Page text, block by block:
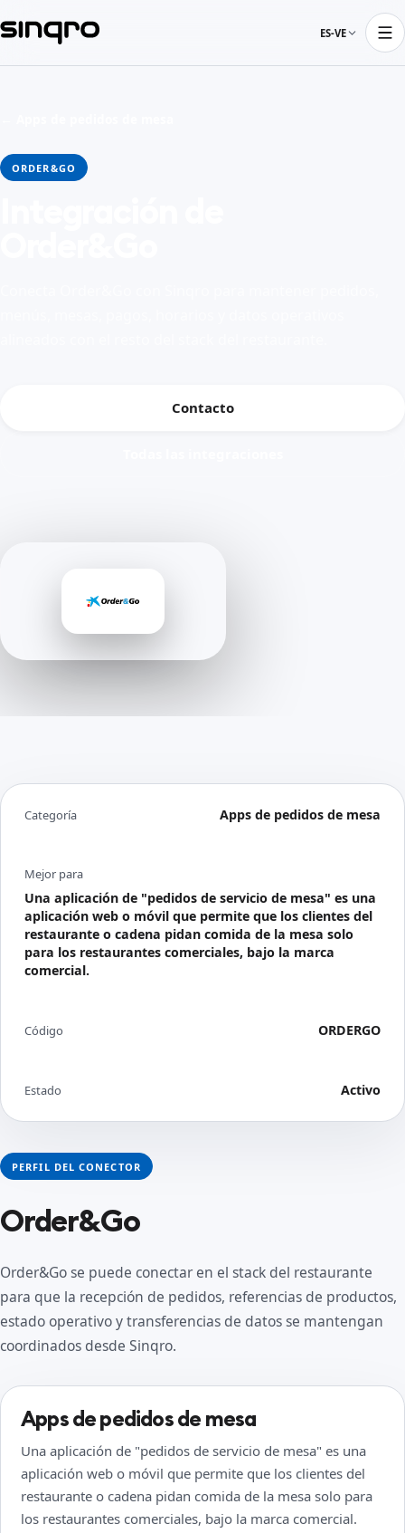
ES-VE
ORDER&GO
Contacto
PERFIL DEL CONECTOR
Order&Go
Order&Go se puede conectar en el stack del restaurante
para que la recepción de pedidos, referencias de productos,
estado operativo y transferencias de datos se mantengan
coordinados desde Sinqro.
Apps de pedidos de mesa
Una aplicación de "pedidos de servicio de mesa" es una
aplicación web o móvil que permite que los clientes del
restaurante o cadena pidan comida de la mesa solo para
los restaurantes comerciales, bajo la marca comercial.
Categoría Apps de pedidos de mesa
Mejor para
Una aplicación de "pedidos de servicio de mesa" es una
aplicación web o móvil que permite que los clientes del
restaurante o cadena pidan comida de la mesa solo
para los restaurantes comerciales, bajo la marca
comercial.
Código ORDERGO
Estado Activo